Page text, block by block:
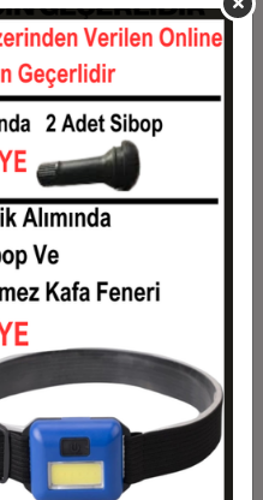
Toplam Tutar
9.250,00 TL
9.250,00 TL
9.897,50 TL
10.082,50 TL
10.452,50 TL
10.637,50 TL
10.822,50 TL
11.007,50 TL
11.192,50 TL